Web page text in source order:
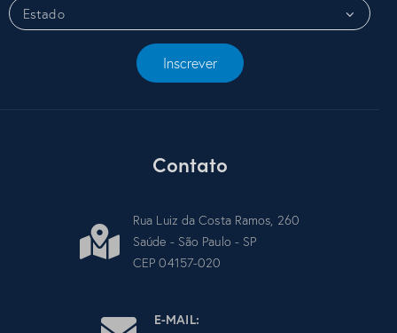
Inscrever
Contato
Rua Luiz da Costa Ramos, 260
Saúde - São Paulo - SP
CEP 04157-020
E-MAIL: